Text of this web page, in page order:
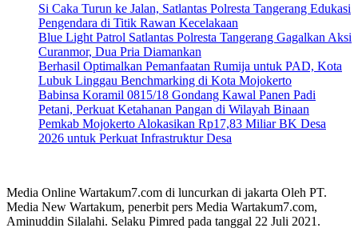
Si Caka Turun ke Jalan, Satlantas Polresta Tangerang Edukasi
Pengendara di Titik Rawan Kecelakaan
Blue Light Patrol Satlantas Polresta Tangerang Gagalkan Aksi
Curanmor, Dua Pria Diamankan
Berhasil Optimalkan Pemanfaatan Rumija untuk PAD, Kota
Lubuk Linggau Benchmarking di Kota Mojokerto
Babinsa Koramil 0815/18 Gondang Kawal Panen Padi
Petani, Perkuat Ketahanan Pangan di Wilayah Binaan
Pemkab Mojokerto Alokasikan Rp17,83 Miliar BK Desa
2026 untuk Perkuat Infrastruktur Desa
Media Online Wartakum7.com di luncurkan di jakarta Oleh PT.
Media New Wartakum, penerbit pers Media Wartakum7.com,
Aminuddin Silalahi. Selaku Pimred pada tanggal 22 Juli 2021.